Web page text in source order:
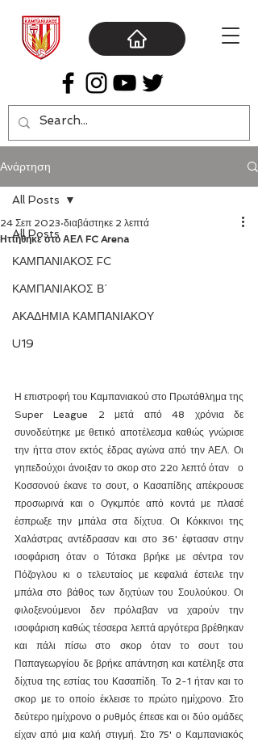
Ανάρτηση
All Posts
ΚΑΜΠΑΝΙΑΚΟΣ FC
ΚΑΜΠΑΝΙΑΚΟΣ Β΄
ΑΚΑΔΗΜΙΑ ΚΑΜΠΑΝΙΑΚΟΥ
U19
All Posts
Ηττήθηκε στο ΑΕΛ FC Arena
24 Σεπ 2023 διαβάστηκε 2 λεπτά
Η επιστροφή του Καμπανιακού στο Πρωτάθλημα της
Super League 2 μετά από 48 χρόνια δε
συνοδεύτηκε με θετικό αποτέλεσμα καθώς γνώρισε
την ήττα στον εκτός έδρας αγώνα από την ΑΕΛ. Οι
γηπεδούχοι άνοιξαν το σκορ στο 22ο λεπτό όταν   ο
Κοσσονού έκανε το σουτ, ο Κασαπίδης απέκρουσε
προσωρινά και ο Ογκμπόε από κοντά με πλασέ
έσπρωξε την μπάλα στα δίχτυα. Οι Κόκκινοι της
Χαλάστρας αντέδρασαν και στο 36' έφτασαν στην
ισοφάριση όταν ο Τότσκα βρήκε με σέντρα τον
Πόζογλου κι ο τελευταίος με κεφαλιά έστειλε την
μπάλα στο βάθος των διχτύων του Σουλούκου. Οι
φιλοξενούμενοι δεν πρόλαβαν να χαρούν την
ισοφάριση καθώς τέσσερα λεπτά αργότερα βρέθηκαν
και πάλι πίσω στο σκορ όταν το σουτ του
Παπαγεωργίου δε βρήκε απάντηση και κατέληξε στα
δίχτυα της εστίας του Κασαπίδη. Το 2-1 ήταν και το
σκορ με το οποίο έκλεισε το πρώτο ημίχρονο. Στο
δεύτερο ημίχρονο ο ρυθμός έπεσε και οι δύο ομάδες
είχαν από μια καλή στιγμή. Στο 75' ο Καμπανιακός